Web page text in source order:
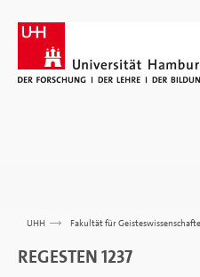
UHH >>> Fakultät für
REGESTEN 1237